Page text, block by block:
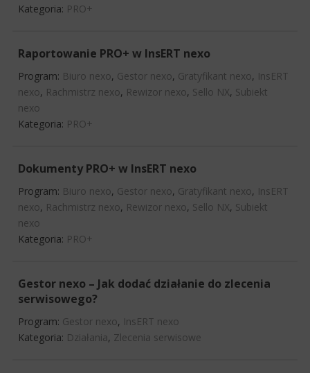
Kategoria: PRO+
Raportowanie PRO+ w InsERT nexo
Program: Biuro nexo, Gestor nexo, Gratyfikant nexo, InsERT
nexo, Rachmistrz nexo, Rewizor nexo, Sello NX, Subiekt
nexo
Kategoria: PRO+
Dokumenty PRO+ w InsERT nexo
Program: Biuro nexo, Gestor nexo, Gratyfikant nexo, InsERT
nexo, Rachmistrz nexo, Rewizor nexo, Sello NX, Subiekt
nexo
Kategoria: PRO+
Gestor nexo – Jak dodać działanie do zlecenia
serwisowego?
Program: Gestor nexo, InsERT nexo
Kategoria: Działania, Zlecenia serwisowe